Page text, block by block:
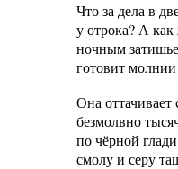
Что за дела в
у отрока? А
ночным
готовит молнии
Она
безмолвно
по чёрной
смолу и серу